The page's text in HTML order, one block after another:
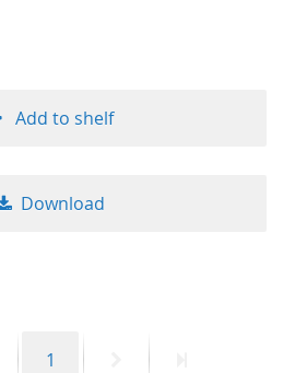
Add to shelf
Download
PreviousPage
1